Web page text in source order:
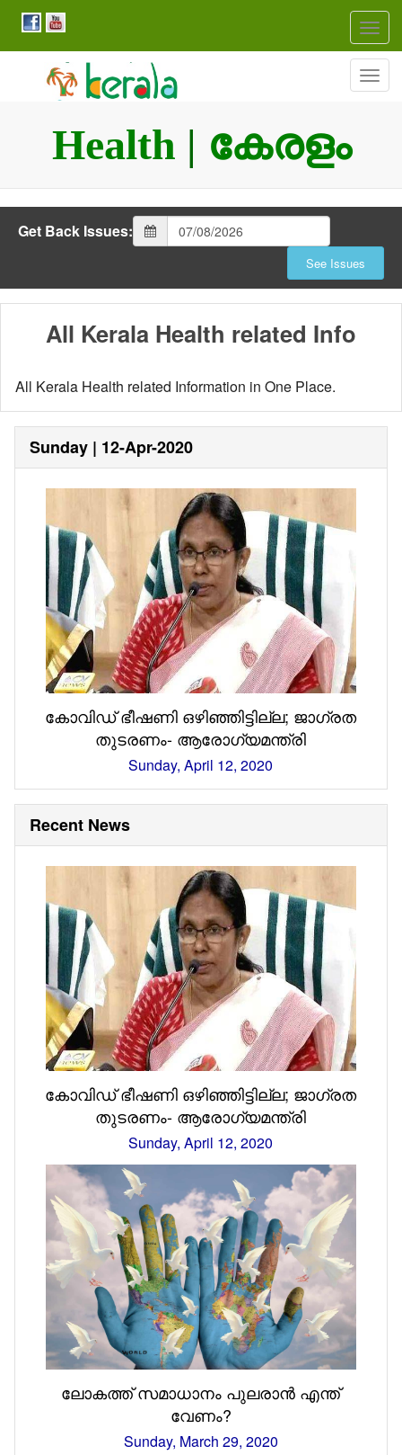
Health | കേരളം
Get Back Issues:
All Kerala Health related Info
All Kerala Health related Information in One Place.
Sunday | 12-Apr-2020
കോവിഡ് ഭീഷണി ഒഴിഞ്ഞിട്ടില്ല; ജാഗ്രത
തുടരണം- ആരോഗ്യമന്ത്രി
Sunday, April 12, 2020
Recent News
കോവിഡ് ഭീഷണി ഒഴിഞ്ഞിട്ടില്ല; ജാഗ്രത
തുടരണം- ആരോഗ്യമന്ത്രി
Sunday, April 12, 2020
ലോകത്ത് സമാധാനം പുലരാൻ എന്ത്
വേണം?
Sunday, March 29, 2020